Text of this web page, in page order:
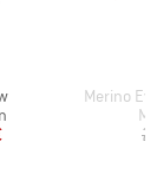
Preis
Artikel
Merino